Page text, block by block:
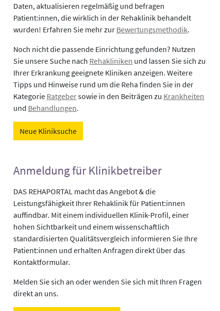
Daten, aktualisieren regelmäßig und befragen
Patient:innen, die wirklich in der Rehaklinik behandelt
wurden! Erfahren Sie mehr zur Bewertungsmethodik.
Noch nicht die passende Einrichtung gefunden? Nutzen
Sie unsere Suche nach Rehakliniken und lassen Sie sich zu
Ihrer Erkrankung geeignete Kliniken anzeigen. Weitere
Tipps und Hinweise rund um die Reha finden Sie in der
Kategorie Ratgebersowie in den Beiträgen zu Krankheiten
und Behandlungen.
Neue Kliniksuche
Anmeldung für Klinikbetreiber
DAS REHAPORTAL macht das Angebot & die
Leistungsfähigkeit Ihrer Rehaklinik für Patient:innen
auffindbar. Mit einem individuellen Klinik-Profil, einer
hohen Sichtbarkeit und einem wissenschaftlich
standardisierten Qualitätsvergleich informieren Sie Ihre
Patient:innen und erhalten Anfragen direkt über das
Kontaktformular.
Melden Sie sich an oder wenden Sie sich mit Ihren Fragen
direkt an uns.